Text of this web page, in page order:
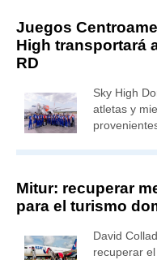
Juegos
High transportará
RD
Sky High
atletas y
Mitur: recuperar
para el turismo
David
recuperar